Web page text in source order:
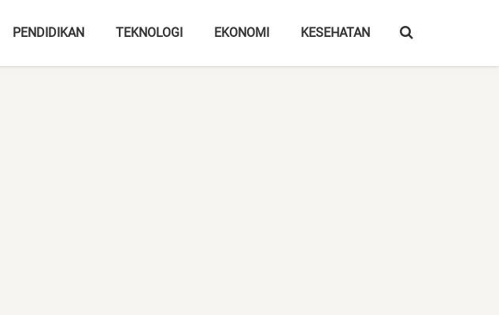
PENDIDIKAN TEKNOLOGI EKONOMI KESEHATAN